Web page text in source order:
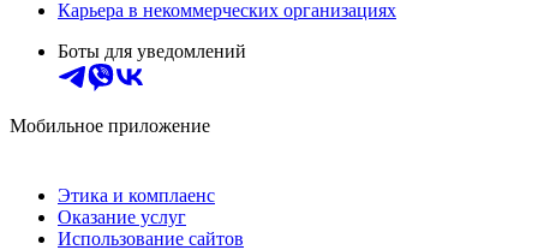
Карьера в некоммерческих организациях
Боты для уведомлений
Мобильное приложение
Этика и комплаенс
Оказание услуг
Использование сайтов